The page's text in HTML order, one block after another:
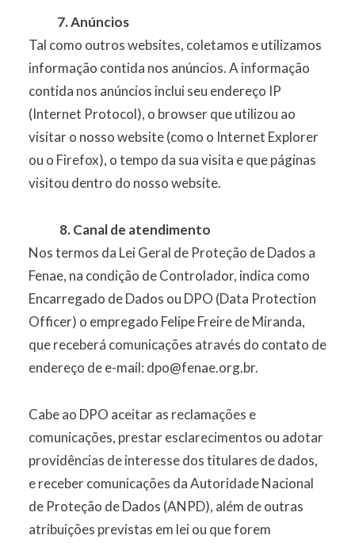
7. Anúncios
Tal como outros websites, coletamos e utilizamos
informação contida nos anúncios. A informação
contida nos anúncios inclui seu endereço IP
(Internet Protocol), o browser que utilizou ao
visitar o nosso website (como o Internet Explorer
ou o Firefox), o tempo da sua visita e que páginas
visitou dentro do nosso website.
8. Canal de atendimento
Nos termos da Lei Geral de Proteção de Dados a
Fenae, na condição de Controlador, indica como
Encarregado de Dados ou DPO (Data Protection
Officer) o empregado Felipe Freire de Miranda,
que receberá comunicações através do contato de
endereço de e-mail: dpo@fenae.org.br.
Cabe ao DPO aceitar as reclamações e
comunicações, prestar esclarecimentos ou adotar
providências de interesse dos titulares de dados,
e receber comunicações da Autoridade Nacional
de Proteção de Dados (ANPD), além de outras
atribuições previstas em lei ou que forem